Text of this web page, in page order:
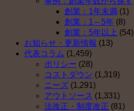
３）
は
ト
５
（そ
の
２）
は
創業：1年未満 (1)
創業：1～5年 (8)
創業：5年以上 (54)
お知らせ・更新情報 (13)
代表コラム (1,459)
ポリシー (28)
コストダウン (1,319)
ニーズ (1,291)
アウトソース (1,331)
法改正・制度改正 (81)